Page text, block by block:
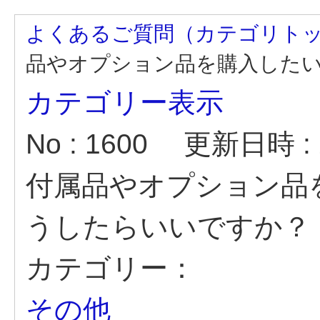
よくあるご質問（カテゴリト
品やオプション品を購入した
カテゴリー表示
No : 1600
更新日時
付属品やオプション
うしたらいいですか？
カテゴリー：
その他